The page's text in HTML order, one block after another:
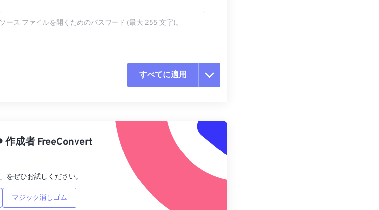
ソース ファイルを開くためのパスワード (最大 255 文字)。
すべてに適用
プリセットから適用
プリセットとして保存
作成者 FreeConvert
をぜひお試しください。
マジック消しゴム